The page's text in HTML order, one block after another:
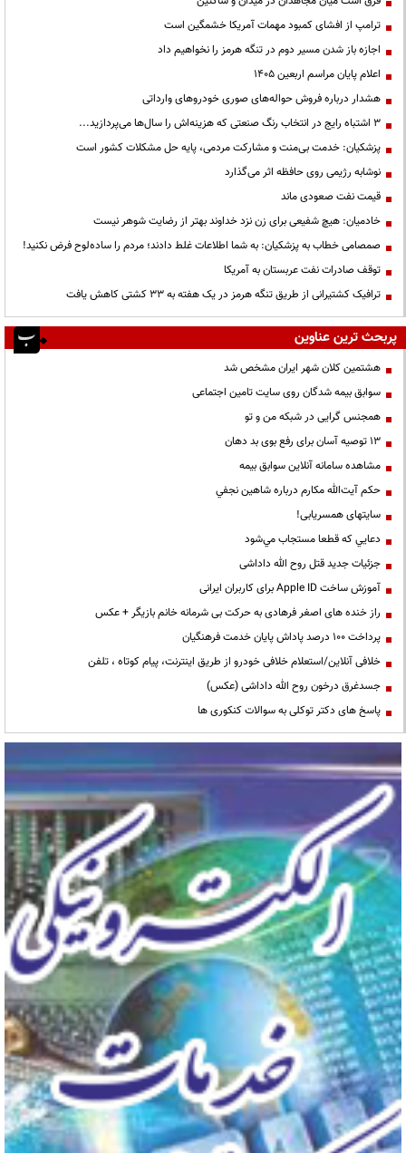
ترامپ از افشای کمبود مهمات آمریکا خشمگین است
اجازه باز شدن مسیر دوم در تنگه هرمز را نخواهیم داد
اعلام پایان مراسم اربعین ۱۴۰۵
هشدار درباره فروش حواله‌های صوری خودروهای وارداتی
3 اشتباه رایج در انتخاب رنگ صنعتی که هزینه‌اش را سال‌ها می‌پردازید...
پزشکیان: خدمت بی‌منت و مشارکت مردمی، پایه حل مشکلات کشور است
نوشابه رژیمی روی حافظه اثر می‌گذارد
قیمت نفت صعودی ماند
خادمیان: هیچ شفیعی برای زن نزد خداوند بهتر از رضایت شوهر نیست
صمصامی خطاب به پزشکیان: به شما اطلاعات غلط دادند؛ مردم را ساده‌لوح فرض نکنید!
توقف صادرات نفت عربستان به آمریکا
ترافیک کشتیرانی از طریق تنگه هرمز در یک هفته به ۳۳ کشتی کاهش یافت
پربحث ترین عناوین
هشتمین کلان شهر ایران مشخص شد
سوابق بیمه شدگان روی سایت تامین اجتماعی
همجنس گرایی در شبکه من و تو
13 توصیه آسان برای رفع بوی بد دهان
مشاهده سامانه آنلاين سوابق بیمه
حكم آيت‌الله مكارم درباره شاهين نجفي
سایتهای همسریابی!
دعايي كه قطعا مستجاب مي‌شود
جزئیات جدید قتل روح الله داداشی
آموزش ساخت Apple ID برای کاربران ایرانی
راز خنده های اصغر فرهادی به حرکت بی شرمانه خانم بازیگر + عکس
پرداخت ۱۰۰ درصد پاداش پایان خدمت فرهنگیان
خلافی آنلاین/استعلام خلافی خودرو از طریق اینترنت، پیام کوتاه ، تلفن
جسدغرق درخون روح الله داداشی (عکس)
پاسخ های دکتر توکلی به سوالات کنکوری ها